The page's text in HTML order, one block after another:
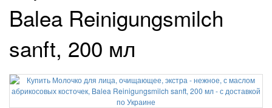
Balea Reinigungsmilch
sanft, 200 мл